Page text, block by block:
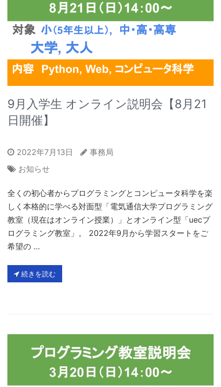
9月入学生 オンライン説明会【8月21
日開催】
2022年7月13日
事務局
お知らせ
全くの初心者からプログラミングとコンピュータ科学を楽
しく本格的に学べる対面型「電気通信大学プログラミング
教室（現在はオンライン授業）」とオンライン型「uecプ
ログラミング教室」。 2022年9月から学習スタートをご
希望の …
続きを読む